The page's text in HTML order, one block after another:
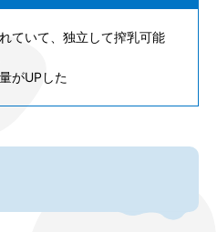
ていて、独立して搾乳可能
がUPした